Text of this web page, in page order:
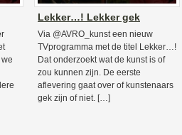
Lekker…! Lekker gek
Via @AVRO_kunst een nieuw
TVprogramma met de titel Lekker…!
Dat onderzoekt wat de kunst is of
zou kunnen zijn. De eerste
aflevering gaat over of kunstenaars
gek zijn of niet. […]